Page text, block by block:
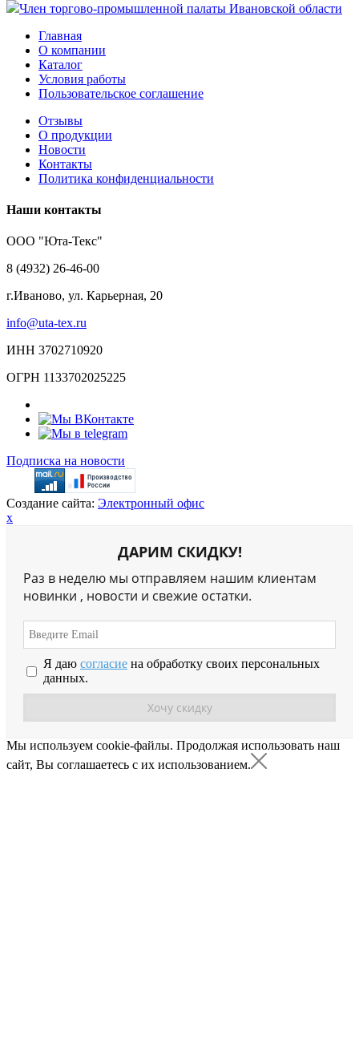
Член торгово-промышленной палаты Ивановской области
Главная
О компании
Каталог
Условия работы
Пользовательское соглашение
Отзывы
О продукции
Новости
Контакты
Политика конфиденциальности
Наши контакты
ООО "Юта-Текс"
8 (4932) 26-46-00
г.Иваново, ул. Карьерная, 20
info@uta-tex.ru
ИНН 3702710920
ОГРН 1133702025225
Подписка на новости
Создание сайта: Электронный офис
x
ДАРИМ СКИДКУ!
Раз в неделю мы отправляем нашим клиентам
новинки , новости и свежие остатки.
Я даю согласие на обработку своих персональных
данных.
Мы используем cookie-файлы. Продолжая использовать наш
сайт, Вы соглашаетесь с их использованием.